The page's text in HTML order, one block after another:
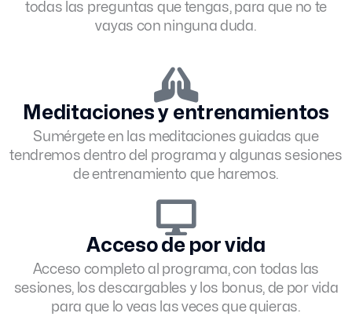
todas las preguntas que tengas, para que no te
vayas con ninguna duda.
Meditaciones y entrenamientos
Sumérgete en las meditaciones guiadas que
tendremos dentro del programa y algunas sesiones
de entrenamiento que haremos.
Acceso de por vida
Acceso completo al programa, con todas las
sesiones, los descargables y los bonus, de por vida
para que lo veas las veces que quieras.